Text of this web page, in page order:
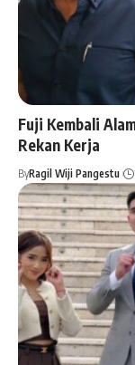
Fuji Kembali
Rekan Kerja
ByRagil Wiji Pangestu